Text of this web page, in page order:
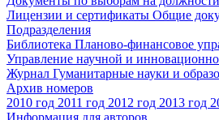
Лицензии и сертификаты Общие
Подразделения
Библиотека Планово-финансовое
Управление научной и
Журнал Гуманитарные науки и
Архив номеров
2010 год 2011 год 2012 год 2013 год
Информация для авторов